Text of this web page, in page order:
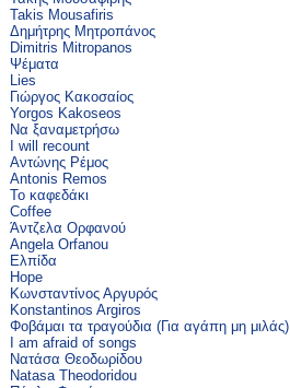
Takis Mousafiris
Δημήτρης Μητροπάνος
Dimitris Mitropanos
Ψέματα
Lies
Γιώργος Κακοσαίος
Yorgos Kakoseos
Να ξαναμετρήσω
I will recount
Αντώνης Ρέμος
Antonis Remos
Το καφεδάκι
Coffee
Άντζελα Ορφανού
Angela Orfanou
Ελπίδα
Hope
Κωνσταντίνος Αργυρός
Konstantinos Argiros
Φοβάμαι τα τραγούδια (Για αγάπη μη μιλάς)
I am afraid of songs
Νατάσα Θεοδωρίδου
Natasa Theodoridou